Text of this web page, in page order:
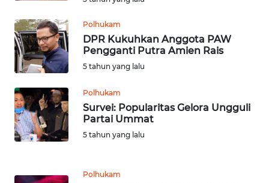
Polhukam
DPR Kukuhkan Anggota PAW
Pengganti Putra Amien Rais
5 tahun yang lalu
Polhukam
Survei: Popularitas Gelora Ungguli
Partai Ummat
5 tahun yang lalu
Polhukam
PAKPAK
WN
KARAWANG
WN
BEKASI